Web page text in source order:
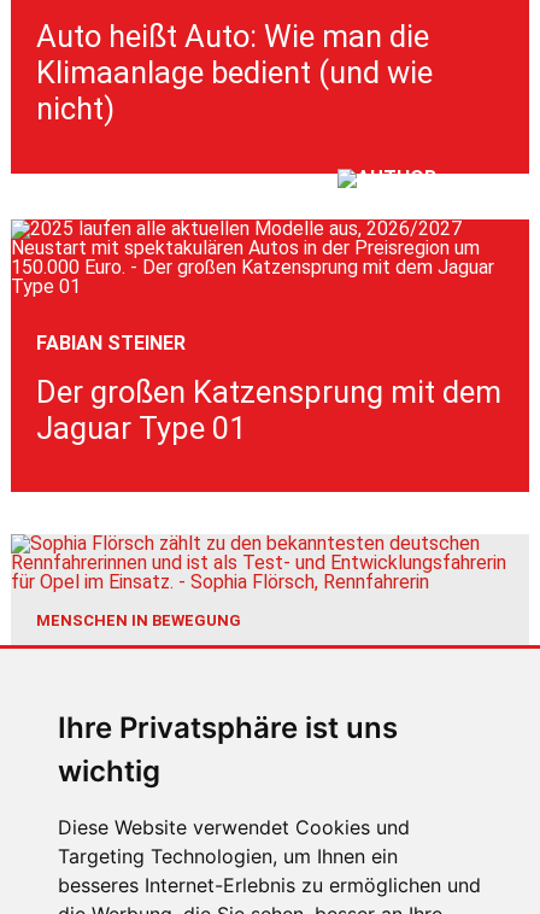
Ihre Privatsphäre ist uns
wichtig
Diese Website verwendet Cookies und
Targeting Technologien, um Ihnen ein
besseres Internet-Erlebnis zu ermöglichen und
Auto heißt Auto: Wie man die
Klimaanlage bedient (und wie
nicht)
FABIAN STEINER
Der großen Katzensprung mit dem
Jaguar Type 01
MENSCHEN IN BEWEGUNG
Sophia Flörsch, Rennfahrerin
ÜBER UNS